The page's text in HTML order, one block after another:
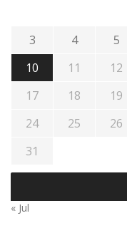
3
4 5
10
11 12
17
18 19
24
25 26
31
« Jul